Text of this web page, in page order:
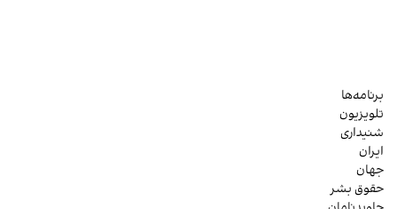
برنامه‌ها
تلویزیون
شنیداری
ایران
جهان
حقوق بشر